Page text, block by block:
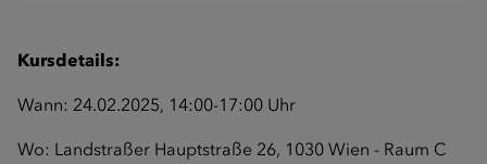
Kursdetails:
Wann: 24.02.2025, 14:00-17:00 Uhr
Wo: Landstraßer Hauptstraße 26, 1030 Wien - Raum C